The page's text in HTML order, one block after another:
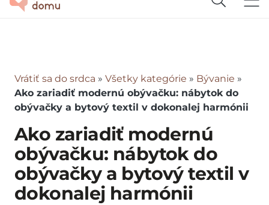
Vrátiť sa do srdca » Všetky kategórie » Bývanie »
Ako zariadiť modernú obývačku: nábytok do
obývačky a bytový textil v dokonalej harmónii
Ako zariadiť modernú
obývačku: nábytok do
obývačky a bytový textil v
dokonalej harmónii